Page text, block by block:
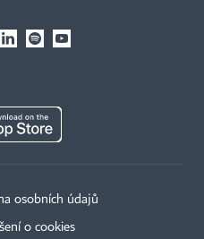
osobních údajů
o cookies